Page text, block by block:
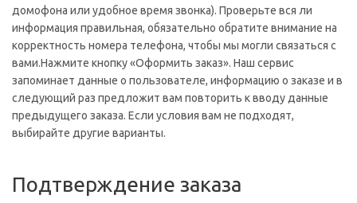
домофона или удобное время звонка). Проверьте вся ли
информация правильная, обязательно обратите внимание на
корректность номера телефона, чтобы мы могли связаться с
вами.Нажмите кнопку «Оформить заказ». Наш сервис
запоминает данные о пользователе, информацию о заказе и в
следующий раз предложит вам повторить к вводу данные
предыдущего заказа. Если условия вам не подходят,
выбирайте другие варианты.
Подтверждение заказа